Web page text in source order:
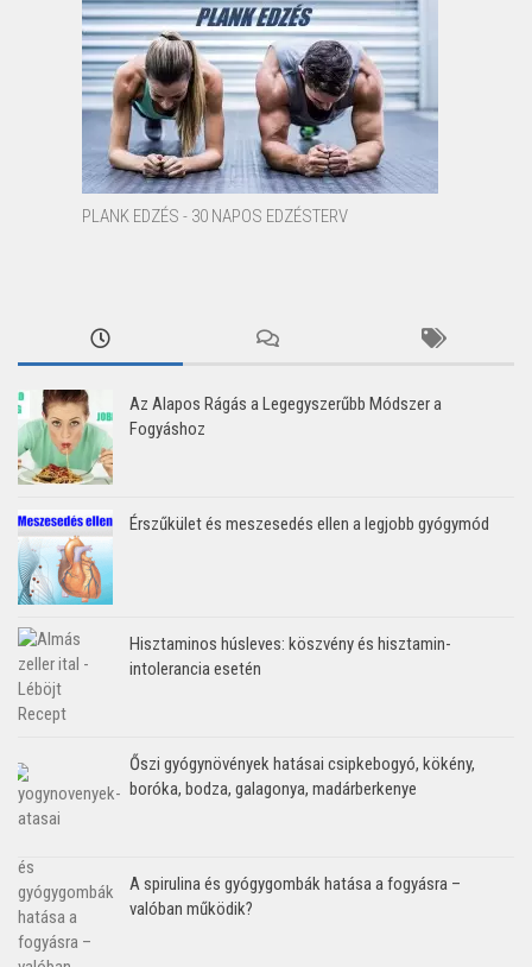
PLANK EDZÉS - 30 NAPOS EDZÉSTERV
Az Alapos Rágás a Legegyszerűbb Módszer a
Fogyáshoz
Érszűkület és meszesedés ellen a legjobb gyógymód
Hisztaminos húsleves: köszvény és hisztamin-
intolerancia esetén
Őszi gyógynövények hatásai csipkebogyó, kökény,
boróka, bodza, galagonya, madárberkenye
A spirulina és gyógygombák hatása a fogyásra –
valóban működik?